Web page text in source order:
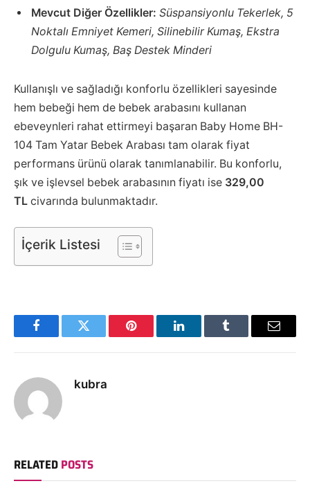
Mevcut Diğer Özellikler: Süspansiyonlu Tekerlek, 5
Noktalı Emniyet Kemeri, Silinebilir Kumaş, Ekstra
Dolgulu Kumaş, Baş Destek Minderi
Kullanışlı ve sağladığı konforlu özellikleri sayesinde
hem bebeği hem de bebek arabasını kullanan
ebeveynleri rahat ettirmeyi başaran Baby Home BH-
104 Tam Yatar Bebek Arabası tam olarak fiyat
performans ürünü olarak tanımlanabilir. Bu konforlu,
şık ve işlevsel bebek arabasının fiyatı ise 329,00
TL civarında bulunmaktadır.
İçerik Listesi
FacebookTwitter Pinterest LinkedInTumblr Email
kubra
RELATEDPOSTS